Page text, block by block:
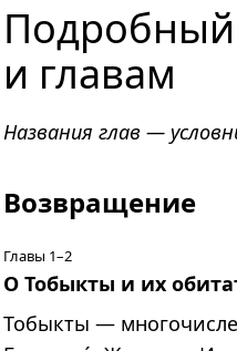
Подробный
и главам
Названия глав —
Возвращение
Главы 1–2
О Тобыкты и их
Тобыкты —